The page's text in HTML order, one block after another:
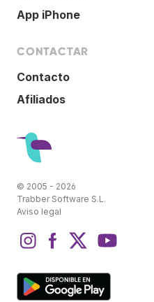
App iPhone
CONTACTAR
Contacto
Afiliados
© 2005 - 2026
Trabber Software S.L.
Aviso legal